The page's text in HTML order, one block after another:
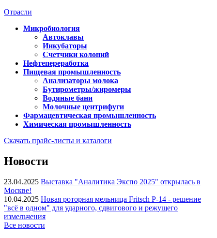
Отрасли
Микробиология
Автоклавы
Инкубаторы
Счетчики колоний
Нефтепереработка
Пищевая промышленность
Анализаторы молока
Бутирометры/жиромеры
Водяные бани
Молочные центрифуги
Фармацевтическая промышленность
Химическая промышленность
Скачать прайс-листы и каталоги
Новости
23.04.2025 Выставка "Аналитика Экспо 2025" открылась в
Москве!
10.04.2025 Новая роторная мельница Fritsch P-14 - решение
"всё в одном" для ударного, сдвигового и режущего
измельчения
Все новости